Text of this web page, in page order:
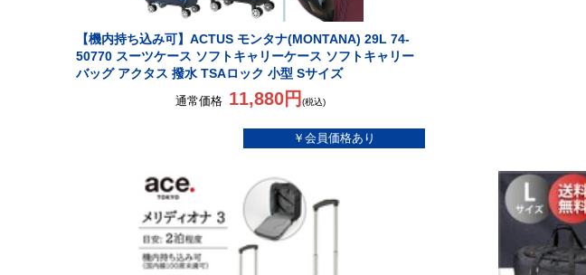
【機内持ち込み可】ACTUS モンタナ(MONTANA) 29L 74-
50770 スーツケース ソフトキャリーケース ソフトキャリー
バッグ アクタス 撥水 TSAロック 小型 Sサイズ
通常価格 11,880円 (税込)